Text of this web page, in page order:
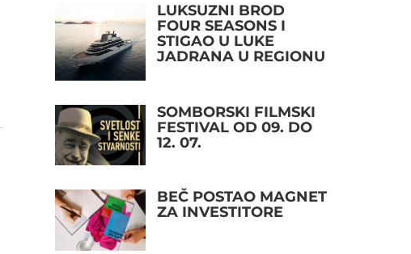
LUKSUZNI BROD
FOUR SEASONS I
STIGAO U LUKE
JADRANA U REGIONU
SOMBORSKI FILMSKI
FESTIVAL OD 09. DO
12. 07.
BEČ POSTAO MAGNET
ZA INVESTITORE